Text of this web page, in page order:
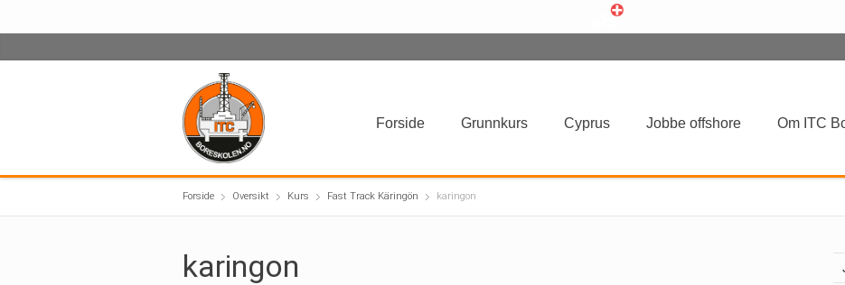
Forside Grunnkurs Cyprus Jobbe offshore Om ITC
Forside Oversikt Kurs Fast Track Käringön karingon
karingon